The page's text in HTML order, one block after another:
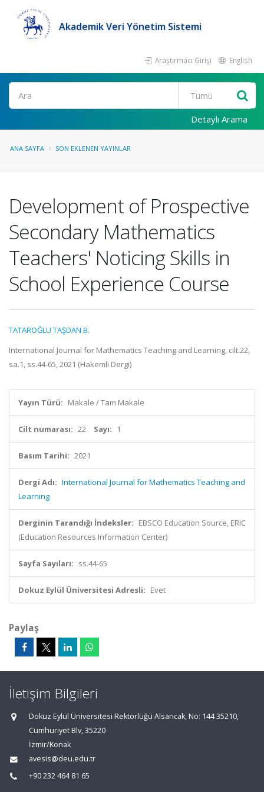
Akademik Veri Yönetim Sistemi
Araştırmacı Girişi English
Ara
Detaylı Arama
ANA SAYFA SON EKLENEN YAYINLAR
Development of Prospective
Secondary Mathematics
Teachers' Noticing Skills in
School Experience Course
TATAROĞLU TAŞDAN B.
International Journal for Mathematics Teaching and Learning, cilt.22,
sa.1, ss.44-65, 2021 (Hakemli Dergi)
Yayın Türü: Makale / Tam Makale
Cilt numarası: 22 Sayı: 1
Basım Tarihi: 2021
Dergi Adı: International Journal for Mathematics Teaching and
Learning
Derginin Tarandığı İndeksler: EBSCO Education Source, ERIC
(Education Resources Information Center)
Sayfa Sayıları: ss.44-65
Dokuz Eylül Üniversitesi Adresli: Evet
Paylaş
İletişim Bilgileri
Dokuz Eylül Üniversitesi Rektörlüğü Alsancak, No: 144 35210,
Cumhuriyet Blv, 35220
İzmir/Konak
avesis@deu.edu.tr
+90 232 464 81 65